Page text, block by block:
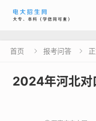
首页  报考问答 
2024年河北对